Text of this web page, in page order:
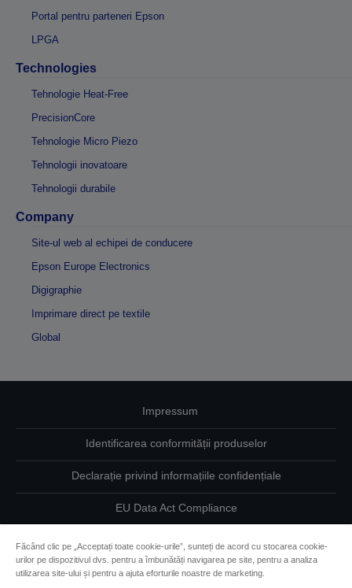
Portal pentru parteneri Epson
LPGA
Technologies
Tehnologie Heat-Free
PrecisionCore
Tehnologie Micro Piezo
Tehnologii inovatoare
Tehnologii durabile
Company
Site-ul web al echipei de conducere
Epson Europe Electronics
Digigraphie
Imprimare direct pe textile
Global
Impressum
Identificarea conformității produselor
Declarație privind informațiile confidențiale
EU Data Act Compliance
Informaţii despre modulele cookie
Făcând clic pe „Acceptați toate cookie-urile”, sunteți de acord cu stocarea cookie-
urilor pe dispozitivul dvs. pentru a îmbunătăți navigarea pe site, pentru a analiza
utilizarea site-ului și pentru a ajuta eforturile noastre de marketing.